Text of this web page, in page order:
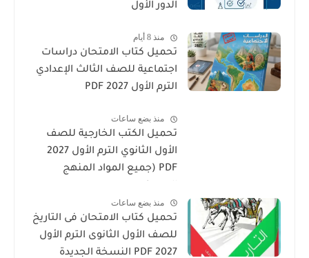
الدور الأول
منذ 8 أيام
تحميل كتاب الامتحان دراسات
اجتماعية للصف الثالث الإعدادي
الترم الأول 2027 PDF
منذ بضع ساعات
تحميل الكتب الخارجية للصف
الأول الثانوي الترم الأول 2027
PDF (جميع المواد المنهج
منذ بضع ساعات
تحميل كتاب الامتحان فى التاريخ
للصف الأول الثانوى الترم الأول
2027 PDF النسخة الجديدة